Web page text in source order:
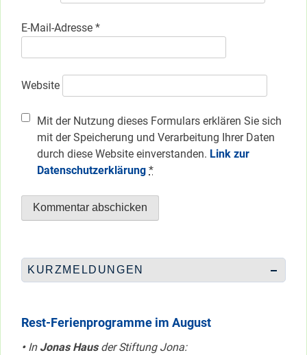
E-Mail-Adresse *
Website
Mit der Nutzung dieses Formulars erklären Sie sich
mit der Speicherung und Verarbeitung Ihrer Daten
durch diese Website einverstanden. Link zur
Datenschutzerklärung *
KURZMELDUNGEN
Rest-Ferienprogramme im August
•InJonas Hausder Stiftung Jona: